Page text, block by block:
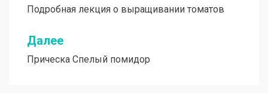
по
записям
Подробная лекция о выращивании томатов
Далее
Прическа Спелый помидор